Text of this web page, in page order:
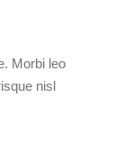
Morbi leo
nisl